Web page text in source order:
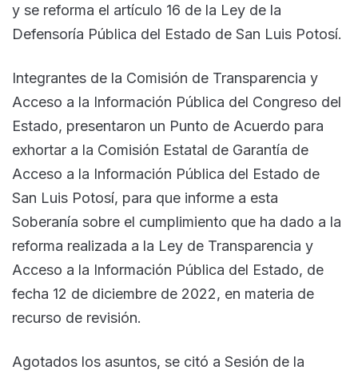
y se reforma el artículo 16 de la Ley de la
Defensoría Pública del Estado de San Luis Potosí.
Integrantes de la Comisión de Transparencia y
Acceso a la Información Pública del Congreso del
Estado, presentaron un Punto de Acuerdo para
exhortar a la Comisión Estatal de Garantía de
Acceso a la Información Pública del Estado de
San Luis Potosí, para que informe a esta
Soberanía sobre el cumplimiento que ha dado a la
reforma realizada a la Ley de Transparencia y
Acceso a la Información Pública del Estado, de
fecha 12 de diciembre de 2022, en materia de
recurso de revisión.
Agotados los asuntos, se citó a Sesión de la